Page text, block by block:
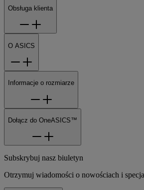
Obsługa klienta
O ASICS
Informacje o rozmiarze
Dołącz do OneASICS™
Subskrybuj nasz biuletyn
Otrzymuj wiadomości o nowościach i